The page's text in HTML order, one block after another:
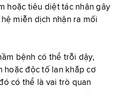
hoặc tiêu diệt tác nhân gây
miễn dịch nhận ra mối
bệnh có thể trỗi dậy,
hoặc độc tố lan khắp cơ
có thể là vai trò quan